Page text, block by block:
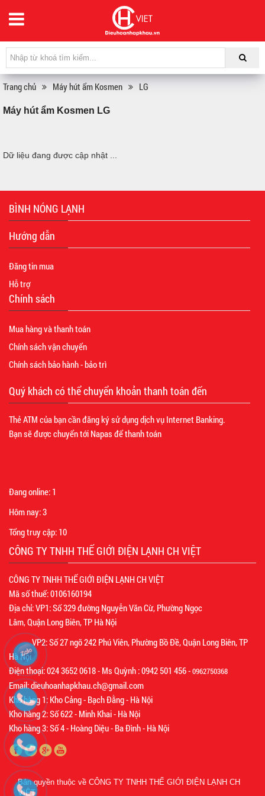
Trang chủ Máy hút ẩm Kosmen LG
Máy hút ẩm Kosmen LG
Dữ liệu đang được cập nhật ...
BÌNH NÓNG LẠNH
Hướng dẫn
Đăng tin mua
Hỗ trợ
Chính sách
Mua hàng và thanh toán
Chính sách vận chuyển
Chính sách bảo hành - bảo trì
Quý khách có thể chuyển khoản thanh toán đến
Thẻ ATM của bạn cần đăng ký sử dụng dịch vụ Internet Banking.
Bạn sẽ được chuyển tới Napas để thanh toán
Đang online: 1
Hôm nay:3
Tổng truy cập: 10
CÔNG TY TNHH THẾ GIỚI ĐIỆN LẠNH CH VIỆT
CÔNG TY TNHH THẾ GIỚI ĐIỆN LẠNH CH VIỆT
Mã số thuế: 0106160194
Địa chỉ: VP1: Số 329 đường Nguyễn Văn Cừ, Phường Ngọc
Lâm, Quận Long Biên, TP Hà Nội
VP2: Số 27 ngõ 242 Phú Viên, Phường Bồ Đề, Quận Long Biên, TP
Hà Nội
Điện thoại: 024 3652 0618 - Ms Quỳnh : 0942 501 456 -0962750368
Email: dieuhoanhapkhau.ch@gmail.com
Kho hàng 1: Kho Cảng - Bạch Đằng - Hà Nội
Kho hàng 2: Số 622 - Minh Khai - Hà Nội
Kho hàng 3: Số 4 - Hoàng Diệu - Ba Đình - Hà Nội
Bản quyền thuộc về CÔNG TY TNHH THẾ GIỚI ĐIỆN LẠNH CH
VIỆT